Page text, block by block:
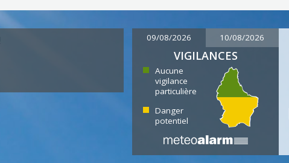
09/08/2026 10/08/2026
VIGILANCES
Aucune
vigilance
particulière
Danger
potentiel